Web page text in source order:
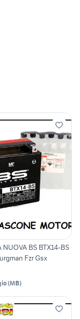
NUOVA BS BTX14-BS
Fzr Gsx
(MB)